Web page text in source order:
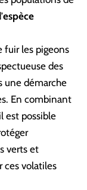
espèce
fuir les pigeons
des
une démarche
En combinant
est possible
verts et
ces volatiles